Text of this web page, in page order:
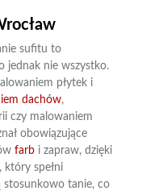
sufitu to
jednak nie wszystko.
płytek i
dachów,
czy malowaniem
obowiązujące
farb i zapraw, dzięki
który spełni
stosunkowo tanie, co